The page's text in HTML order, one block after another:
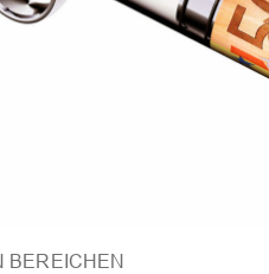
BEREICHEN